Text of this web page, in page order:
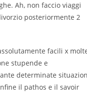
Ah, non faccio viaggi
posteriormente 2
facili x
stupende e
determinate
il pathos e il savoir